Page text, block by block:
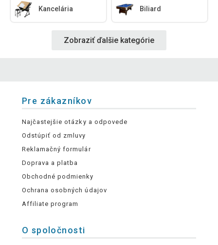
Kancelária Biliard
Zobraziť ďalšie kategórie
Pre zákazníkov
Najčastejšie otázky a odpovede
Odstúpiť od zmluvy
Reklamačný formulár
Doprava a platba
Obchodné podmienky
Ochrana osobných údajov
Affiliate program
O spoločnosti